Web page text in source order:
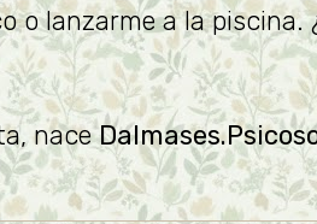
o lanzarme a la piscina.
nace